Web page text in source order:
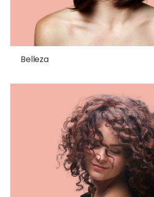
Belleza